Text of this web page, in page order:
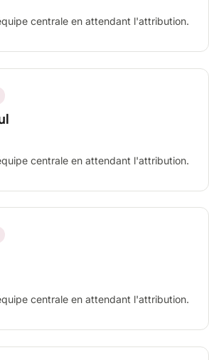
centrale en attendant l'attribution.
centrale en attendant l'attribution.
centrale en attendant l'attribution.